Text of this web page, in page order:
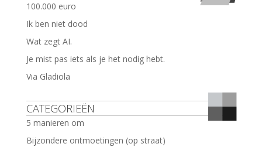
100.000 euro
Ik ben niet dood
Wat zegt AI.
Je mist pas iets als je het nodig hebt.
Via Gladiola
CATEGORIEËN
5 manieren om
Bijzondere ontmoetingen (op straat)